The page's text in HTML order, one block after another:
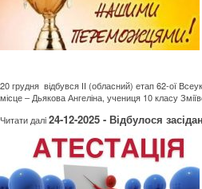
20 грудня відбувся ІІ (обласний) етап 62-ої
місце – Дьякова Ангеліна, учениця 10 класу
Читати далi24-12-2025 - Відбулося